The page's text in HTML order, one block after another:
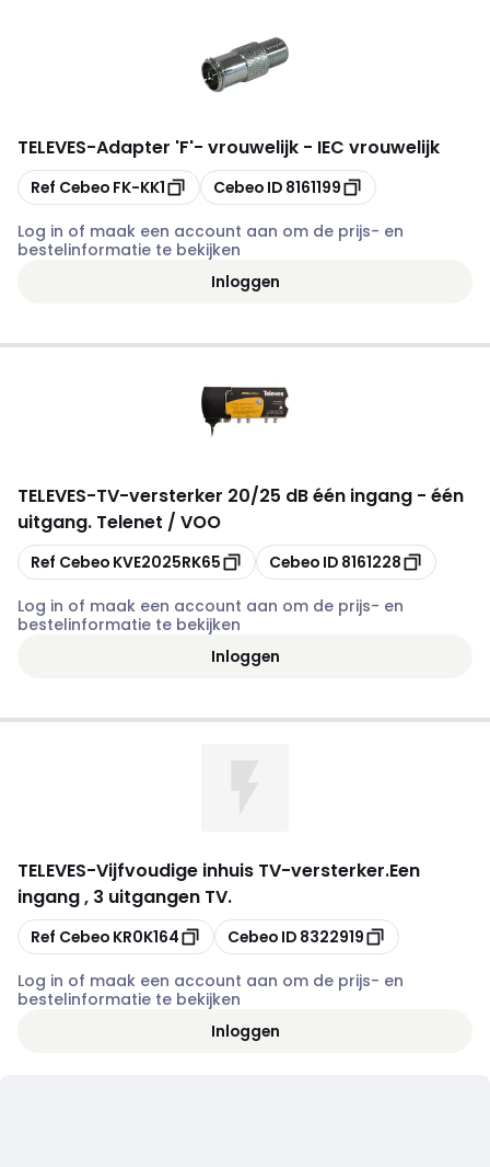
TELEVES-Adapter 'F'- vrouwelijk - IEC vrouwelijk
Kopiëren
Ref Cebeo FK-KK1 Kopiëren
Cebeo ID 8161199
Log in of maak een account aan om de prijs- en
bestelinformatie te bekijken
Inloggen
TELEVES-TV-versterker 20/25 dB één ingang - één
uitgang. Telenet / VOO
Kopiëren
Ref Cebeo KVE2025RK65 Kopiëren
Cebeo ID 8161228
Log in of maak een account aan om de prijs- en
bestelinformatie te bekijken
Inloggen
TELEVES-Vijfvoudige inhuis TV-versterker.Een
ingang , 3 uitgangen TV.
Kopiëren
Ref Cebeo KR0K164 Kopiëren
Cebeo ID 8322919
Log in of maak een account aan om de prijs- en
bestelinformatie te bekijken
Inloggen